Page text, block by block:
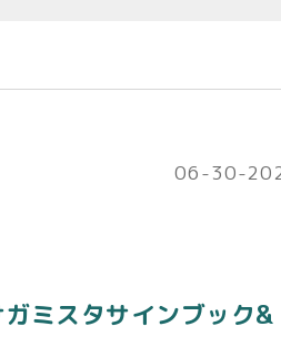
06-30-
ミスタサインブック&